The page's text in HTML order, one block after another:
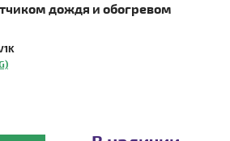
дождя и обогревом